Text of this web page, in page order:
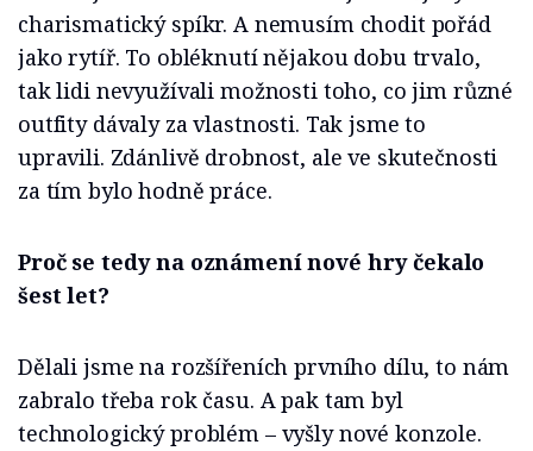
charismatický spíkr. A nemusím chodit pořád
jako rytíř. To obléknutí nějakou dobu trvalo,
tak lidi nevyužívali možnosti toho, co jim různé
outfity dávaly za vlastnosti. Tak jsme to
upravili. Zdánlivě drobnost, ale ve skutečnosti
za tím bylo hodně práce.
Proč se tedy na oznámení nové hry čekalo
šest let?
Dělali jsme na rozšířeních prvního dílu, to nám
zabralo třeba rok času. A pak tam byl
technologický problém – vyšly nové konzole.